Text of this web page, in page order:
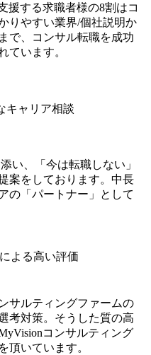
382811) シンプレクスと
行政手続き100%デジタル
3520247) 【未経験
ンプールで様々なインダ
コンサルファーム経験
ら、他領域にもチャレン
のオファー ・現職ファー
義でプロモーションでき
に1度のアサインｍｔｇで
るｐｊにアサインしても
ノロジーに強い部隊がい
協業しクライアントへ価
案件もあればセールス中
意領域に合わせた売り上
員数60名⇒100名超、売上
も約170％アップ）と急成
中ファームのため優秀な
い(ボストン・コンサルテ
member/ta
様なプロジェクトによる
レンジが可能 100名規模に
ティングファームや総合
の繰り上げ・繰り下げが
5日まで取得でき、1時間
5日まで取得で
能 【独身寮、住宅手当制
くに、白風寮と青風寮の2
満たす方が入居可能で
独身者 ・自宅から勤務地
こと 住宅手当： 本社の
め、条件を満たす方には
身寮は男性のみの入居と
には住宅手当を支給しま
従業員が契約し、規程で
その他： 採用時や転勤等
します。 2026年8月18日
) 16:00 応募をご検討され
実施予定です。 ● 求人名
エンジニア(製造・生産工
ダークラス ・【砺波】半
造・生産工程の管理業務)
際のみ、顔出ししていた
援する求職者様の8割はコ
りやすい業界/個社説明か
で、コンサル転職を成功
ています。
キャリア相談
い、「今は転職しない」
案をしております。中長
の「パートナー」として
よる高い評価
サルティングファームの
考対策。そうした質の高
コンサルティング
頂いています。